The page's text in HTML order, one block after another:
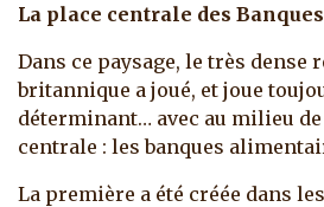
La place centrale des
Dans ce paysage, le très dense
britannique a joué, et joue
déterminant… avec au milieu
centrale : les banques
La première a été créée dans